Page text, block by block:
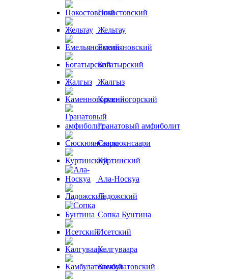
Покостовский
Жельтау
Емельяновский
Богатырский
Жалгыз
Каменногорский
Гранатовый амфиболит
Сюскюянсаари
Куртинский
Ала-Носкуа
Ладожский
Сопка Бунтина
Исетский
Калгуваара
Камбулатовский